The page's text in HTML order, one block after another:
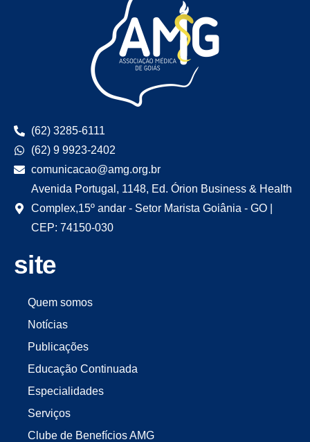
(62) 3285-6111
(62) 9 9923-2402
comunicacao@amg.org.br
Avenida Portugal, 1148, Ed. Órion Business & Health
Complex,15º andar - Setor Marista Goiânia - GO |
CEP: 74150-030
site
Quem somos
Notícias
Publicações
Educação Continuada
Especialidades
Serviços
Clube de Benefícios AMG